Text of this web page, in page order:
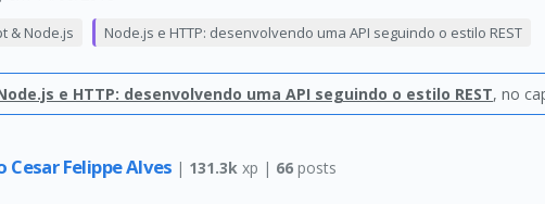
& Node.js Node.js e HTTP: desenvolvendo uma API seguindo o estilo REST
e HTTP: desenvolvendo uma API seguindo o estilo REST, no
Felippe Alves | 131.3k xp | 66 posts